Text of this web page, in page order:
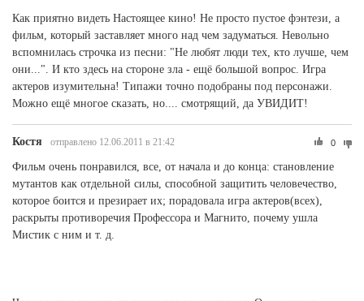
Как приятно видеть Настоящее кино! Не просто пустое фэнтези, а
фильм, который заставляет много над чем задуматься. Невольно
вспомнилась строчка из песни: "Не любят люди тех, кто лучше, чем
они...". И кто здесь на стороне зла - ещё большой вопрос. Игра
актеров изумительна! Типажи точно подобраны под персонажи.
Можно ещё многое сказать, но.... смотрящий, да УВИДИТ!
Костя отправлено 12.06.2011 в 21:42 0
Фильм очень понравился, все, от начала и до конца: становление
мутантов как отдельной силы, способной защитить человечество,
которое боится и презирает их; порадовала игра актеров(всех),
раскрыты противоречия Профессора и Магнито, почему ушла
Мистик с ним и т. д.